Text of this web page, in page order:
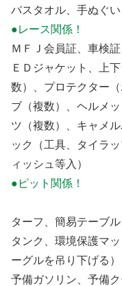
バスタオル、手ぬぐ
●レース関係！
ＭＦＪ会員証、車検
ＥＤジャケット、上
数）、プロテクター
ブ（複数）、ヘルメ
ツ（複数）、キャメ
ック（工具、タイラ
ィッシュ等入）
●ピット関係！
ターフ、簡易テーブ
タンク、環境保護マ
ーグルを吊り下げる）
予備ガソリン、予備